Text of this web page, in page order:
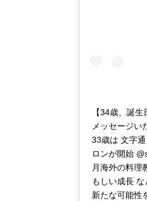
【34歳、誕
メッセージい
33歳は 文字
ロンが開始
月海外の料理
もしい成長
新たな可能性